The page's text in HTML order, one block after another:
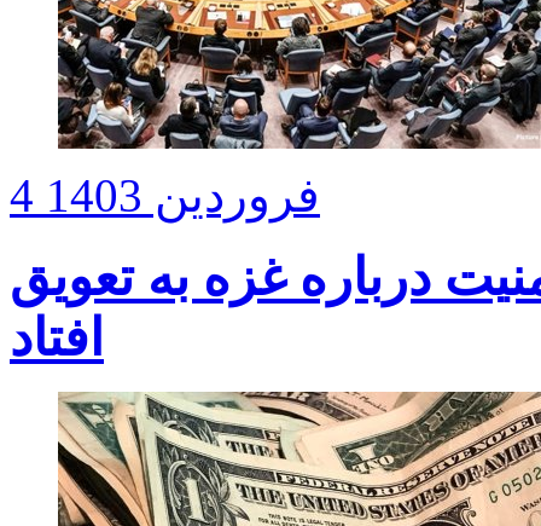
4 فروردین 1403
درباره غزه به تعویق
افتاد